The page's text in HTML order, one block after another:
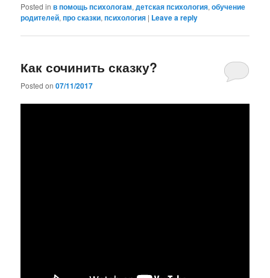
Posted in в помощь психологам,детская психология,обучение
родителей,про сказки,психология | Leave a reply
Как сочинить сказку?
Posted on07/11/2017